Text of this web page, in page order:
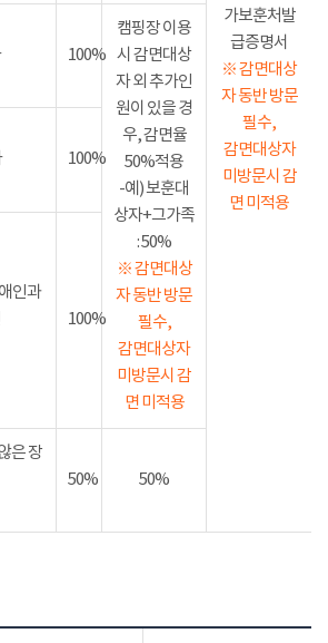
가보훈처발
급증명서
※ 감면대상
자 동반 방문
필수,
감면대상자
미방문시 감
면 미적용
100%
캠핑장 이용
시 감면대상
자 외 추가인
원이 있을 경
우, 감면율
50%적용
-예) 보훈대
상자+그가족
: 50%
※ 감면대상
자 동반 방문
필수,
감면대상자
미방문시 감
면 미적용
100%
인과
100%
은 장
50% 50%